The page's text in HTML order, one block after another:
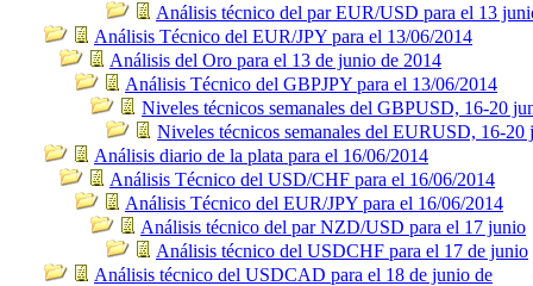
Análisis técnico del par EUR/USD para el 13
Análisis Técnico del EUR/JPY para el 13/06/2014
Análisis del Oro para el 13 de junio de 2014
Análisis Técnico del GBPJPY para el 13/06/2014
Niveles técnicos semanales del GBPUSD, 16-20
Niveles técnicos semanales del EURUSD, 16-20
Análisis diario de la plata para el 16/06/2014
Análisis Técnico del USD/CHF para el 16/06/2014
Análisis Técnico del EUR/JPY para el 16/06/2014
Análisis técnico del par NZD/USD para el 17 junio
Análisis técnico del USDCHF para el 17 de junio
Análisis técnico del USDCAD para el 18 de junio de